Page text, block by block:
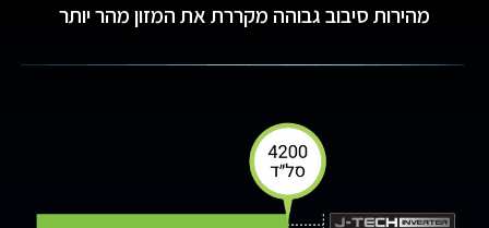
מהירות סיבוב גבוהה מקררת את המזון מהר יותר